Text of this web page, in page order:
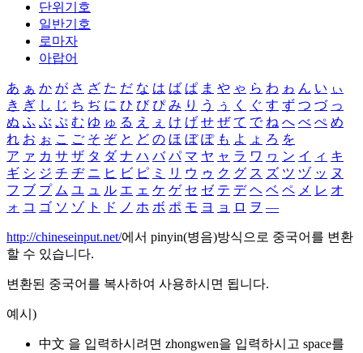
단위기호
일반기호
로마자
아랍어
あ ぁ か が さ ざ た だ な は ば ぱ ま や ゃ ら わ ゎ ん い ぃ
き ぎ し じ ち ぢ に ひ び ぴ み り う ぅ く ぐ す ず つ づ っ
ぬ ふ ぶ ぷ む ゆ ゅ る え ぇ け げ せ ぜ て で ね へ べ ぺ め
れ お ぉ こ ご そ ぞ と ど の ほ ぼ ぽ も よ ょ ろ を
ア ァ カ サ ザ タ ダ ナ ハ バ パ マ ヤ ャ ラ ワ ヮ ン イ ィ キ
ギ シ ジ チ ヂ ニ ヒ ビ ピ ミ リ ウ ゥ ク グ ス ズ ツ ヅ ッ ヌ
フ ブ プ ム ユ ュ ル エ ェ ケ ゲ セ ゼ テ デ ヘ ベ ペ メ レ オ
ォ コ ゴ ソ ゾ ト ド ノ ホ ボ ポ モ ヨ ョ ロ ヲ ―
http://chineseinput.net/에서 pinyin(병음)방식으로 중국어를 변환
할 수 있습니다.
변환된 중국어를 복사하여 사용하시면 됩니다.
예시)
中文 을 입력하시려면 zhongwen을 입력하시고 space를